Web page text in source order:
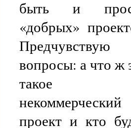
быть и
«добрых»
Предчувствую
вопросы: а что ж
такое
некоммерческий
проект и кто